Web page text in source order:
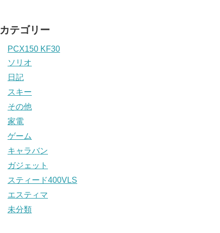
カテゴリー
PCX150 KF30
ソリオ
日記
スキー
その他
家電
ゲーム
キャラバン
ガジェット
スティード400VLS
エスティマ
未分類